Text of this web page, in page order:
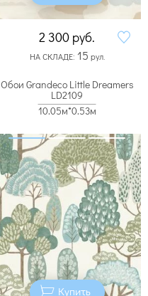
2 300 руб.
НА СКЛАДЕ: 15 рул.
Обои Grandeco Little Dreamers
LD2109
10.05м*0.53м
Купить